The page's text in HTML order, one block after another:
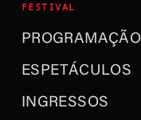
FESTIVAL
PROGRAMAÇÃO
ESPETÁCULOS
INGRESSOS